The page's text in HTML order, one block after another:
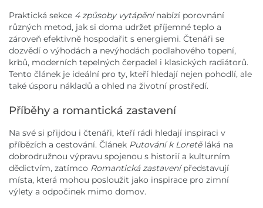
Praktická sekce 4 způsoby vytápěnínabízí porovnání
různých metod, jak si doma udržet příjemné teplo a
zároveň efektivně hospodařit s energiemi. Čtenáři se
dozvědí o výhodách a nevýhodách podlahového topení,
krbů, moderních tepelných čerpadel i klasických radiátorů.
Tento článek je ideální pro ty, kteří hledají nejen pohodlí, ale
také úsporu nákladů a ohled na životní prostředí.
Příběhy a romantická zastavení
Na své si přijdou i čtenáři, kteří rádi hledají inspiraci v
příbězích a cestování. Článek Putování k Loretěláká na
dobrodružnou výpravu spojenou s historií a kulturním
dědictvím, zatímco Romantická zastavenípředstavují
místa, která mohou posloužit jako inspirace pro zimní
výlety a odpočinek mimo domov.